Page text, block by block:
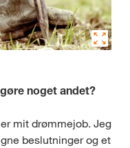
noget andet?
mit drømmejob. Jeg
beslutninger og et